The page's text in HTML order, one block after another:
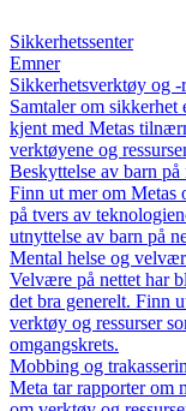
Sikkerhetssenter
Emner
Sikkerhetsverktøy og
Samtaler om
kjent med Metas
verktøyene og
Beskyttelse av barn på
Finn ut mer om Metas
på tvers av
utnyttelse av barn på
Mental helse og
Velvære på nettet har
det bra generelt. Finn
verktøy og ressurser
omgangskrets.
Mobbing og
Meta tar rapporter om